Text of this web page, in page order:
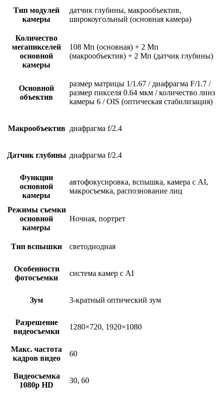
Тип модулей
камеры
датчик глубины, макрообъектив,
широкоугольный (основная камера)
Количество
мегапикселей
основной
камеры
108 Мп (основная) + 2 Мп
(макрообъектив) + 2 Мп (датчик глубины)
Основной
объектив
размер матрицы 1/1.67 / диафрагма F/1.7 /
размер пикселя 0.64 мкм / количество линз
камеры 6 / OIS (оптическая стабилизация)
Макрообъектив диафрагма f/2.4
Датчик глубины диафрагма f/2.4
Функции
основной
камеры
автофокусировка, вспышка, камера с AI,
макросъемка, распознование лиц
Режимы съемки
основной
камеры
Ночная, портрет
Тип вспышки светодиодная
Особенности
фотосъемки
система камер с AI
Зум 3-кратный оптический зум
Разрешение
видеосъемки
1280×720, 1920×1080
Макс. частота
кадров видео
60
Видеосъемка
1080p HD
30, 60